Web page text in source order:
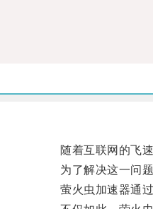
随着互联网的飞速
为了解决这一问题
萤火虫加速器通过